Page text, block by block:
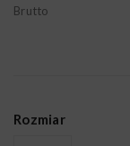
Brutto
Rozmiar